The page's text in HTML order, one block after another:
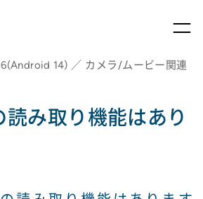
14) ／ カメラ/ムービー関連
読み取り機能はあり